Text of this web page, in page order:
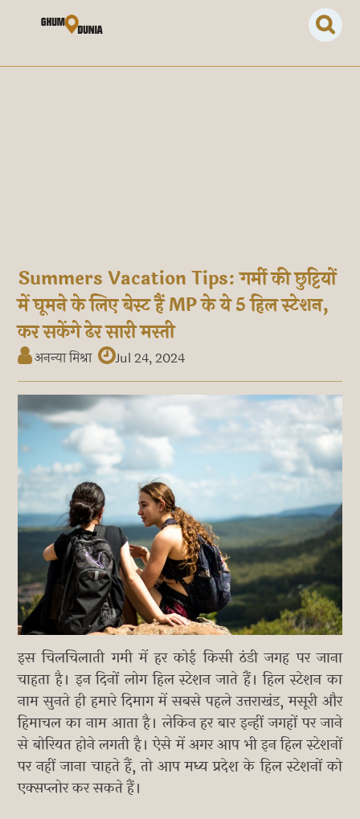
Summers Vacation Tips: गर्मी की छुट्टियों
में घूमने के लिए बेस्ट हैं MP के ये 5 हिल स्टेशन,
कर सकेंगे ढेर सारी मस्ती
अनन्या मिश्रा Jul 24, 2024
इस चिलचिलाती गमी में हर कोई किसी ठंडी जगह पर जाना
चाहता है। इन दिनों लोग हिल स्टेशन जाते हैं। हिल स्टेशन का
नाम सुनते ही हमारे दिमाग में सबसे पहले उत्तराखंड, मसूरी और
हिमाचल का नाम आता है। लेकिन हर बार इन्हीं जगहों पर जाने
से बोरियत होने लगती है। ऐसे में अगर आप भी इन हिल स्टेशनों
पर नहीं जाना चाहते हैं, तो आप मध्य प्रदेश के हिल स्टेशनों को
एक्सप्लोर कर सकते हैं।